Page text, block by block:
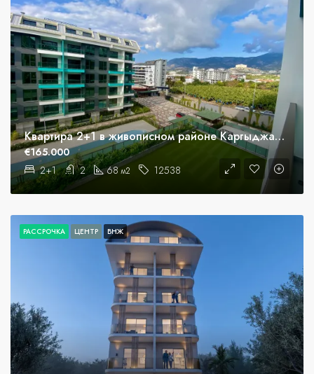
Квартира 2+1 в живописном районе Каргыджак, Аланья
2+1 2 68 м2 12538
€165.000
РАССРОЧКА ЦЕНТР ВНЖ